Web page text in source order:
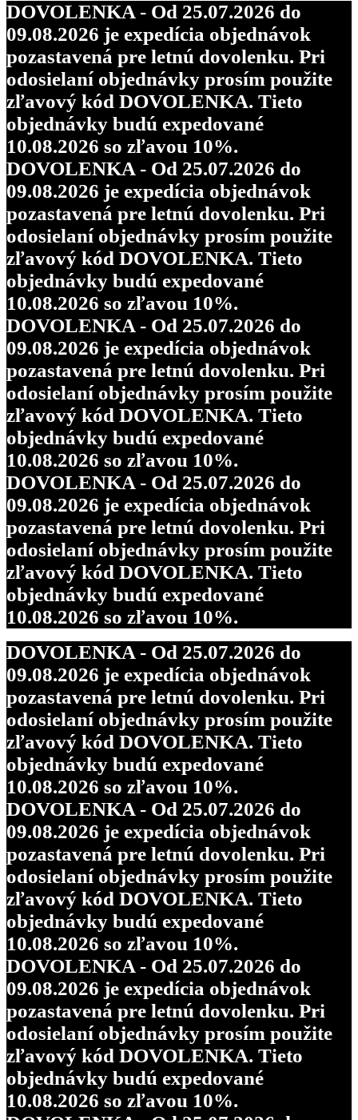
DOVOLENKA - Od 25.07.2026 do
09.08.2026 je expedícia objednávok
pozastavená pre letnú dovolenku. Pri
odosielaní objednávky prosím použite
zľavový kód DOVOLENKA. Tieto
objednávky budú expedované
10.08.2026 so zľavou 10%.
DOVOLENKA - Od 25.07.2026 do
09.08.2026 je expedícia objednávok
pozastavená pre letnú dovolenku. Pri
odosielaní objednávky prosím použite
zľavový kód DOVOLENKA. Tieto
objednávky budú expedované
10.08.2026 so zľavou 10%.
DOVOLENKA - Od 25.07.2026 do
09.08.2026 je expedícia objednávok
pozastavená pre letnú dovolenku. Pri
odosielaní objednávky prosím použite
zľavový kód DOVOLENKA. Tieto
objednávky budú expedované
10.08.2026 so zľavou 10%.
DOVOLENKA - Od 25.07.2026 do
09.08.2026 je expedícia objednávok
pozastavená pre letnú dovolenku. Pri
odosielaní objednávky prosím použite
zľavový kód DOVOLENKA. Tieto
objednávky budú expedované
10.08.2026 so zľavou 10%.
DOVOLENKA - Od 25.07.2026 do
09.08.2026 je expedícia objednávok
pozastavená pre letnú dovolenku. Pri
odosielaní objednávky prosím použite
zľavový kód DOVOLENKA. Tieto
objednávky budú expedované
10.08.2026 so zľavou 10%.
DOVOLENKA - Od 25.07.2026 do
09.08.2026 je expedícia objednávok
pozastavená pre letnú dovolenku. Pri
odosielaní objednávky prosím použite
zľavový kód DOVOLENKA. Tieto
objednávky budú expedované
10.08.2026 so zľavou 10%.
DOVOLENKA - Od 25.07.2026 do
09.08.2026 je expedícia objednávok
pozastavená pre letnú dovolenku. Pri
odosielaní objednávky prosím použite
zľavový kód DOVOLENKA. Tieto
objednávky budú expedované
10.08.2026 so zľavou 10%.